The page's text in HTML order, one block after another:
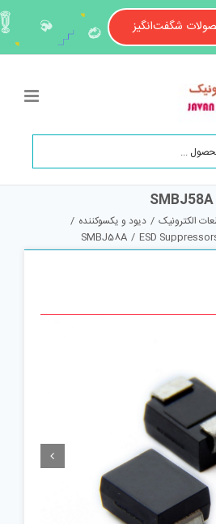
شگفت‌انگیز
SMBJ58A
الکترونیک / دیود و یکسوکننده /
ESD
/
SMBJ58A
